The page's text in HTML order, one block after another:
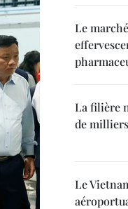
Le
La filière
de
Le